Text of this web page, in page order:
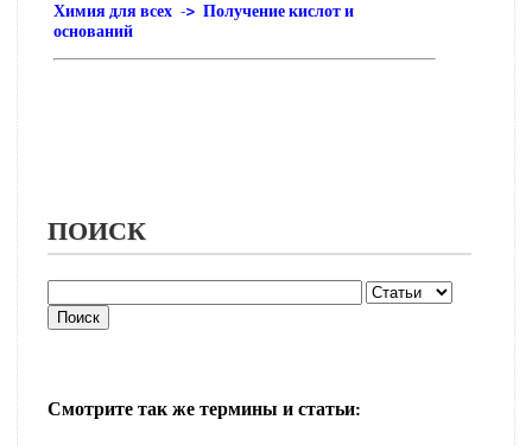
Химия для всех -> Получение кислот и
оснований
ПОИСК
Смотрите так же термины и статьи: